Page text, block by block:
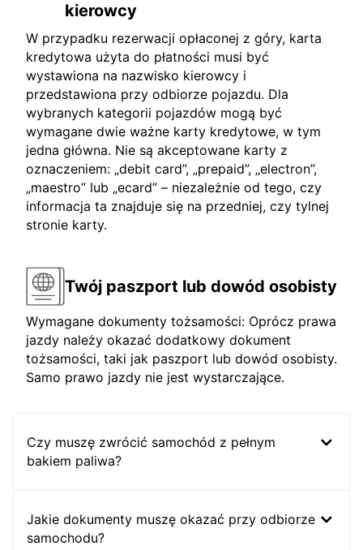
kierowcy
W przypadku rezerwacji opłaconej z góry, karta
kredytowa użyta do płatności musi być
wystawiona na nazwisko kierowcy i
przedstawiona przy odbiorze pojazdu. Dla
wybranych kategorii pojazdów mogą być
wymagane dwie ważne karty kredytowe, w tym
jedna główna. Nie są akceptowane karty z
oznaczeniem: „debit card”, „prepaid”, „electron”,
„maestro” lub „ecard” – niezależnie od tego, czy
informacja ta znajduje się na przedniej, czy tylnej
stronie karty.
Twój paszport lub dowód osobisty
Wymagane dokumenty tożsamości: Oprócz prawa
jazdy należy okazać dodatkowy dokument
tożsamości, taki jak paszport lub dowód osobisty.
Samo prawo jazdy nie jest wystarczające.
Czy muszę zwrócić samochód z pełnym
bakiem paliwa?
Jakie dokumenty muszę okazać przy odbiorze
samochodu?